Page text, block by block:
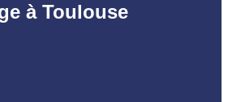
à Toulouse